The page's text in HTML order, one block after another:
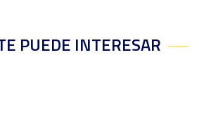
PUEDE INTERESAR